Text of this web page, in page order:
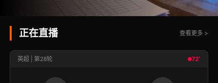
正在直播 查看更多 >
英超 | 第28轮 72'